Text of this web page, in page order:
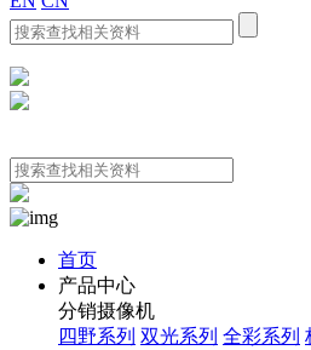
首页
产品中心
分销摄像机
四野系列 双光系列 全彩系列